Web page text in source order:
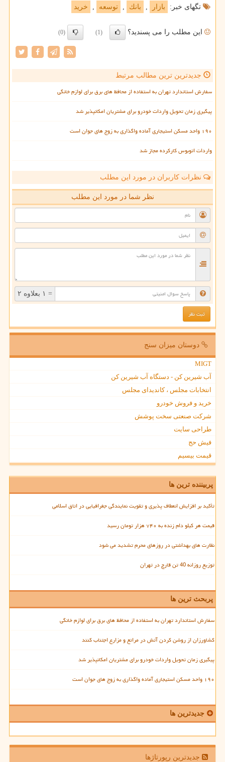
تگهای خبر: بازار , بانك , توسعه , خرید
این مطلب را می پسندید؟ (1)
(0)
جدیدترین ترین مطالب مرتبط
سفارش استاندارد تهران به استفاده از محافظ های برق برای لوازم خانگی
پیگیری زمان تحویل واردات خودرو برای مشتریان امکانپذیر شد
۱۹۰ واحد مسکن استیجاری آماده واگذاری به زوج های جوان است
واردات اتوبوس کارکرده مجاز شد
نظرات کاربران در مورد این مطلب
نظر شما در مورد این مطلب
= ۱ بعلاوه ۲
دوستان میزان سنج
MIGT
آب شیرین کن - دستگاه آب شیرین کن
انتخابات مجلس ، کاندیدای مجلس
خرید و فروش خودرو
شرکت صنعتی سخت پوشش
طراحی سایت
فیش حج
قیمت بیسیم
پربیننده ترین ها
تأکید بر افزایش انعطاف پذیری و تقویت نمایندگی جغرافیایی در اتاق اسلامی
قیمت هر کیلو دام زنده به ۷۴۰ هزار تومان رسید
نظارت های بهداشتی در روزهای محرم تشدید می شود
توزیع روزانه 40 تن قارچ در تهران
پربحث ترین ها
سفارش استاندارد تهران به استفاده از محافظ های برق برای لوازم خانگی
کشاورزان از روشن کردن آتش در مراتع و مزارع اجتناب کنند
پیگیری زمان تحویل واردات خودرو برای مشتریان امکانپذیر شد
۱۹۰ واحد مسکن استیجاری آماده واگذاری به زوج های جوان است
جدیدترین ها
جدیدترین رپورتاژها